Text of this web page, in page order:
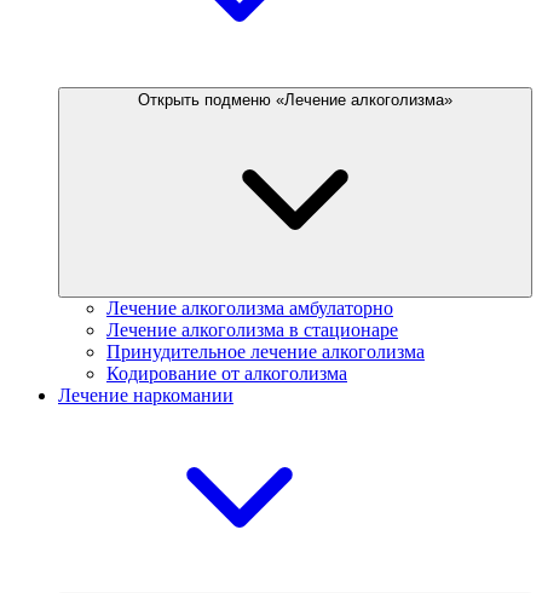
Открыть подменю «Лечение алкоголизма»
Лечение алкоголизма амбулаторно
Лечение алкоголизма в стационаре
Принудительное лечение алкоголизма
Кодирование от алкоголизма
Лечение наркомании